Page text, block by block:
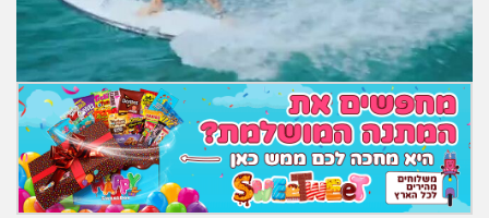
יוקר המחיה
גאווה